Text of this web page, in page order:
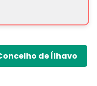
de Ílhavo